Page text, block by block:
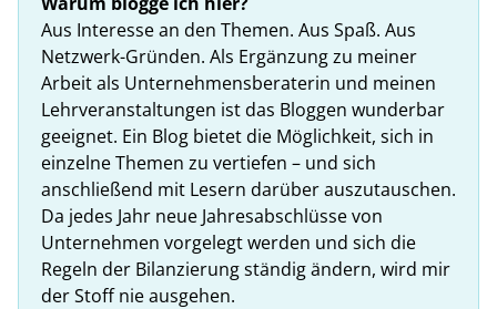
Aus Interesse an den Themen. Aus Spaß. Aus
Netzwerk-Gründen. Als Ergänzung zu meiner
Arbeit als Unternehmensberaterin und meinen
Lehrveranstaltungen ist das Bloggen wunderbar
geeignet. Ein Blog bietet die Möglichkeit, sich in
einzelne Themen zu vertiefen – und sich
anschließend mit Lesern darüber auszutauschen.
Da jedes Jahr neue Jahresabschlüsse von
Unternehmen vorgelegt werden und sich die
Regeln der Bilanzierung ständig ändern, wird mir
der Stoff nie ausgehen.